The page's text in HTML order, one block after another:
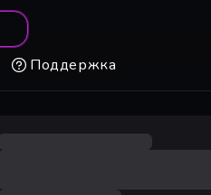
Поддержка